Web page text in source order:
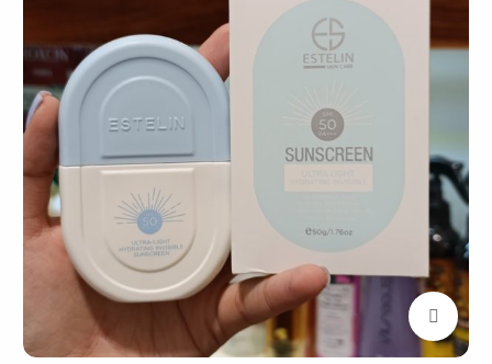
بزرگنمایی تصویر